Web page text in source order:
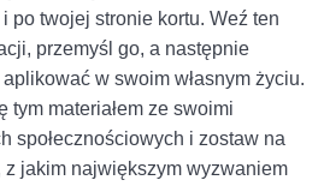
i po twojej stronie kortu. Weź ten
przemyśl go, a następnie
w swoim własnym życiu.
tym materiałem ze swoimi
społecznościowych i zostaw na
z jakim największym wyzwaniem